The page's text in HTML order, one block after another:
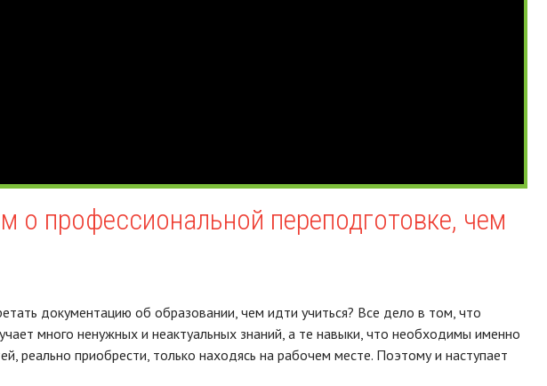
о профессиональной переподготовке, чем
документацию об образовании, чем идти учиться? Все дело в том, что
много ненужных и неактуальных знаний, а те навыки, что необходимы именно
реально приобрести, только находясь на рабочем месте. Поэтому и наступает